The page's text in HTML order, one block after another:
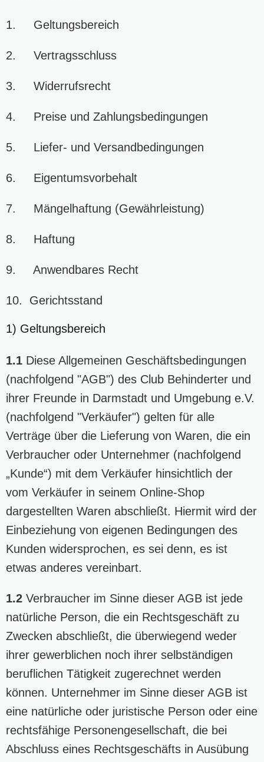
1. Geltungsbereich
2. Vertragsschluss
3. Widerrufsrecht
4. Preise und Zahlungsbedingungen
5. Liefer- und Versandbedingungen
6. Eigentumsvorbehalt
7. Mängelhaftung (Gewährleistung)
8. Haftung
9. Anwendbares Recht
10. Gerichtsstand
1) Geltungsbereich
1.1 Diese Allgemeinen Geschäftsbedingungen
(nachfolgend "AGB") des Club Behinderter und
ihrer Freunde in Darmstadt und Umgebung e.V.
(nachfolgend "Verkäufer") gelten für alle
Verträge über die Lieferung von Waren, die ein
Verbraucher oder Unternehmer (nachfolgend
„Kunde“) mit dem Verkäufer hinsichtlich der
vom Verkäufer in seinem Online-Shop
dargestellten Waren abschließt. Hiermit wird der
Einbeziehung von eigenen Bedingungen des
Kunden widersprochen, es sei denn, es ist
etwas anderes vereinbart.
1.2 Verbraucher im Sinne dieser AGB ist jede
natürliche Person, die ein Rechtsgeschäft zu
Zwecken abschließt, die überwiegend weder
ihrer gewerblichen noch ihrer selbständigen
beruflichen Tätigkeit zugerechnet werden
können. Unternehmer im Sinne dieser AGB ist
eine natürliche oder juristische Person oder eine
rechtsfähige Personengesellschaft, die bei
Abschluss eines Rechtsgeschäfts in Ausübung